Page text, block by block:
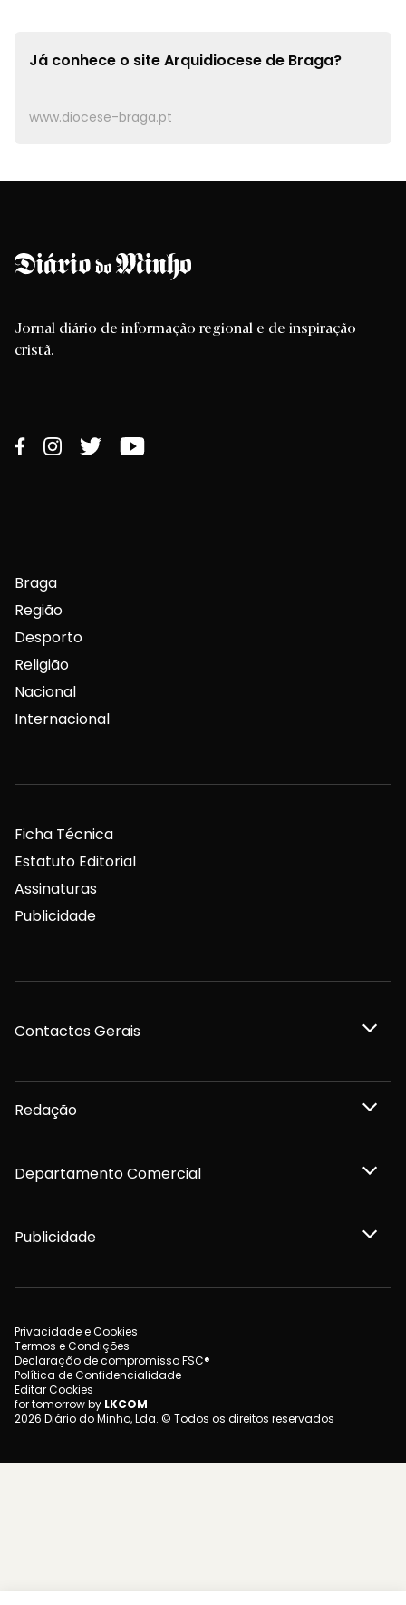
Já conhece o siteArquidiocese de Braga?
www.diocese-braga.pt
Jornal diário de informação regional e de inspiração
cristã.
Braga
Região
Desporto
Religião
Nacional
Internacional
Ficha Técnica
Estatuto Editorial
Assinaturas
Publicidade
Contactos Gerais
Redação
Departamento Comercial
Publicidade
Privacidade e Cookies
Termos e Condições
Declaração de compromisso FSC®
Política de Confidencialidade
Editar Cookies
for tomorrow by LKCOM
2026 Diário do Minho, Lda. © Todos os direitos reservados